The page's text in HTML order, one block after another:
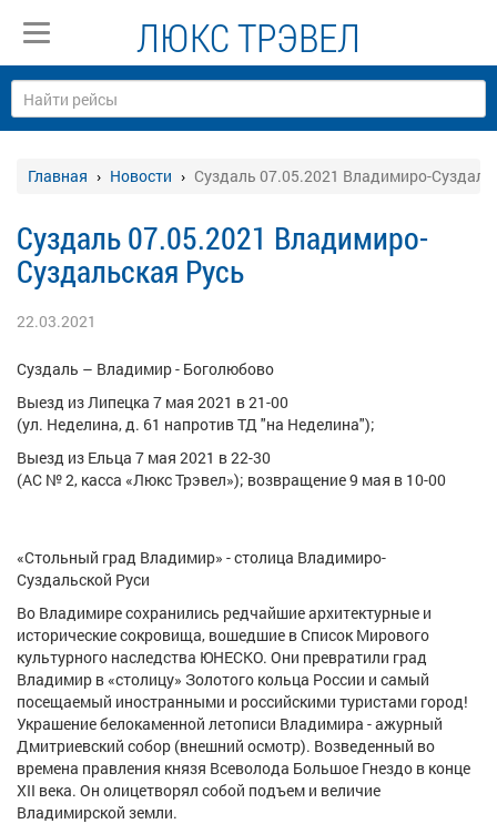
ЛЮКС ТРЭВЕЛ
Главная Новости Суздаль 07.05.2021 Владимиро-
Суздаль 07.05.2021 Владимиро-
Суздальская Русь
22.03.2021
Суздаль – Владимир - Боголюбово
Выезд из Липецка 7 мая 2021 в 21-00
(ул. Неделина, д. 61 напротив ТД "на Неделина");
Выезд из Ельца 7 мая 2021 в 22-30
(АС № 2, касса «Люкс Трэвел»); возвращение 9 мая в 10-00
«Стольный град Владимир» - столица Владимиро-
Суздальской Руси
Во Владимире сохранились редчайшие архитектурные и
исторические сокровища, вошедшие в Список Мирового
культурного наследства ЮНЕСКО. Они превратили град
Владимир в «столицу» Золотого кольца России и самый
посещаемый иностранными и российскими туристами город!
Украшение белокаменной летописи Владимира - ажурный
Дмитриевский собор (внешний осмотр). Возведенный во
времена правления князя Всеволода Большое Гнездо в конце
XII века. Он олицетворял собой подъем и величие
Владимирской земли.